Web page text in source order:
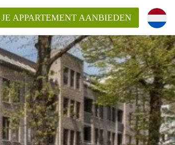
APPARTEMENT AANBIEDEN